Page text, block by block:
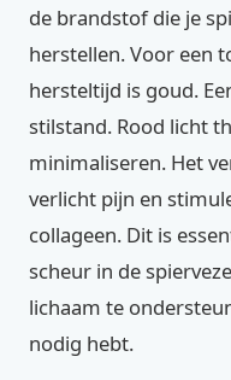
de brandstof die je
herstellen. Voor een
hersteltijd is goud.
stilstand. Rood licht
minimaliseren. Het
verlicht pijn en
collageen. Dit is
scheur in de
lichaam te
nodig hebt.